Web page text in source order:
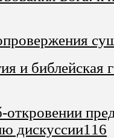
и библейская
дискуссии116